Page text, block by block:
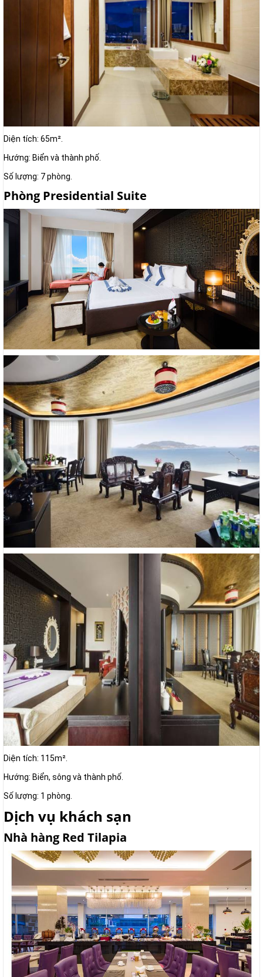
Diện tích: 65m².
Hướng: Biển và thành phố.
Số lượng: 7 phòng.
Phòng Presidential Suite
Diện tích: 115m².
Hướng: Biển, sông và thành phố.
Số lượng: 1 phòng.
Dịch vụ khách sạn
Nhà hàng Red Tilapia